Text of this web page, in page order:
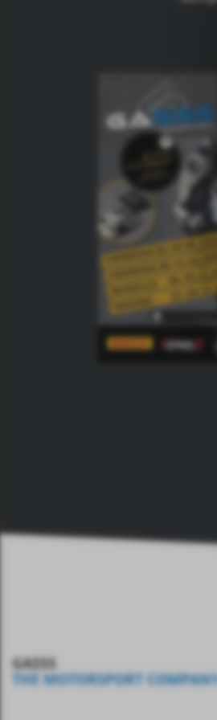
GASSS
THE MOTORSPORT